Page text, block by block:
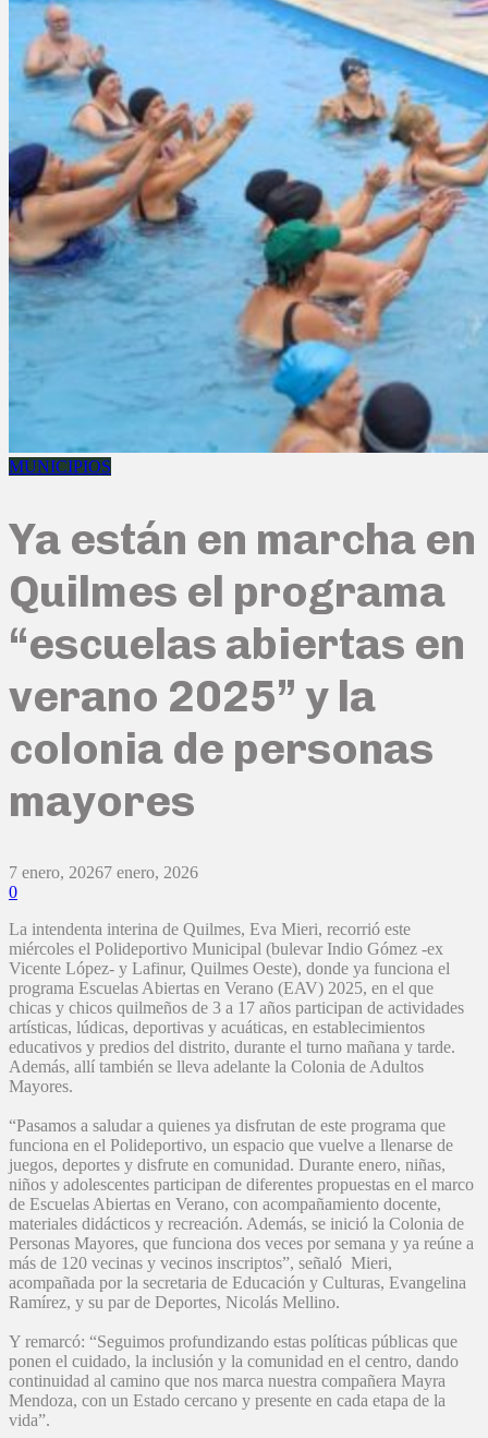
MUNICIPIOS
Ya están en marcha en
Quilmes el programa
“escuelas abiertas en
verano 2025” y la
colonia de personas
mayores
7 enero, 20267 enero, 2026
0
La intendenta interina de Quilmes, Eva Mieri, recorrió este
miércoles el Polideportivo Municipal (bulevar Indio Gómez -ex
Vicente López- y Lafinur, Quilmes Oeste), donde ya funciona el
programa Escuelas Abiertas en Verano (EAV) 2025, en el que
chicas y chicos quilmeños de 3 a 17 años participan de actividades
artísticas, lúdicas, deportivas y acuáticas, en establecimientos
educativos y predios del distrito, durante el turno mañana y tarde.
Además, allí también se lleva adelante la Colonia de Adultos
Mayores.
“Pasamos a saludar a quienes ya disfrutan de este programa que
funciona en el Polideportivo, un espacio que vuelve a llenarse de
juegos, deportes y disfrute en comunidad. Durante enero, niñas,
niños y adolescentes participan de diferentes propuestas en el marco
de Escuelas Abiertas en Verano, con acompañamiento docente,
materiales didácticos y recreación. Además, se inició la Colonia de
Personas Mayores, que funciona dos veces por semana y ya reúne a
más de 120 vecinas y vecinos inscriptos”, señaló Mieri,
acompañada por la secretaria de Educación y Culturas, Evangelina
Ramírez, y su par de Deportes, Nicolás Mellino.
Y remarcó: “Seguimos profundizando estas políticas públicas que
ponen el cuidado, la inclusión y la comunidad en el centro, dando
continuidad al camino que nos marca nuestra compañera Mayra
Mendoza, con un Estado cercano y presente en cada etapa de la
vida”.